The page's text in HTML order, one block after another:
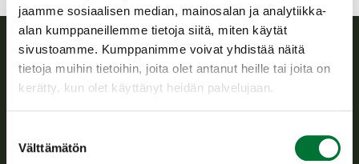
jaamme sosiaalisen median, mainosalan ja analytiikka-
alan kumppaneillemme tietoja siitä, miten käytät
sivustoamme. Kumppanimme voivat yhdistää näitä
tietoja muihin tietoihin, joita olet antanut heille tai joita on
kerätty, kun olet käyttänyt heidän palvelujaan.
valinta
Välttämätön
Suomen riistakeskus
toimeenpanosta sekä vastaa sille säädetyistä julkisista